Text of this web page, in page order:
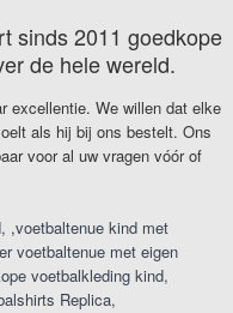
sinds 2011 goedkope
de hele wereld.
excellentie. We willen dat elke
als hij bij ons bestelt. Ons
voor al uw vragen vóór of
,voetbaltenue kind met
voetbaltenue met eigen
voetbalkleding kind
Replica